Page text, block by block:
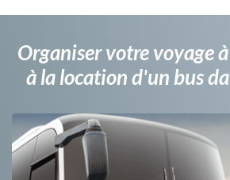
Organiser votre voyage
à la location d'un bus